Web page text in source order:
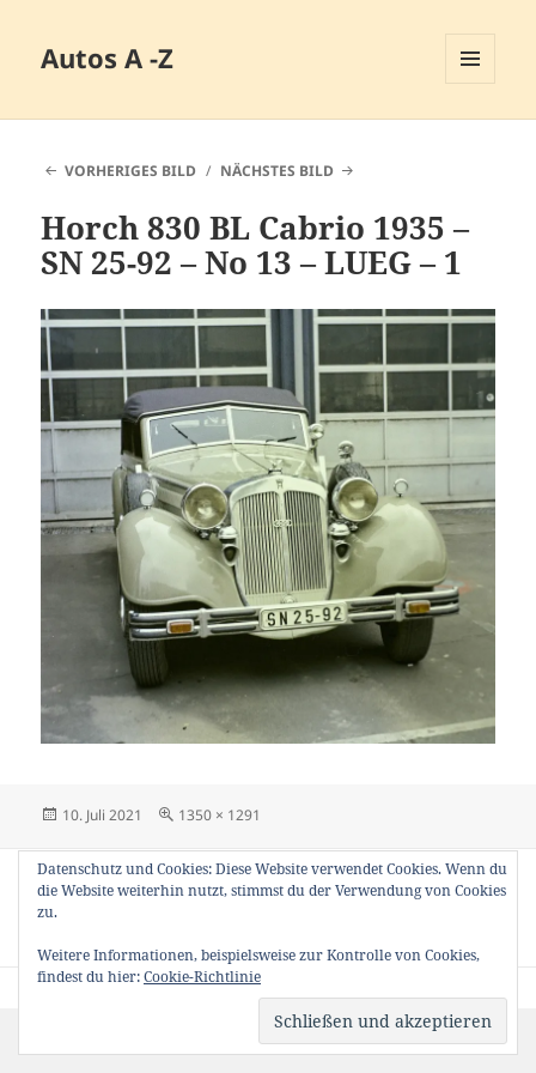
Autos A -Z
VORHERIGES BILD
NÄCHSTES BILD
Horch 830 BL Cabrio 1935 –
SN 25-92 – No 13 – LUEG – 1
Veröffentlicht
10. Juli 2021 Originalgröße
1350 × 1291
Beitragsnavigation
VERÖFFENTLICHT IN
Oldtimer bei LUEG in Bochum am 4. Mai
Datenschutz und Cookies: Diese Website verwendet Cookies. Wenn du
die Website weiterhin nutzt, stimmst du der Verwendung von Cookies
zu.
Weitere Informationen, beispielsweise zur Kontrolle von Cookies,
findest du hier:Cookie-Richtlinie